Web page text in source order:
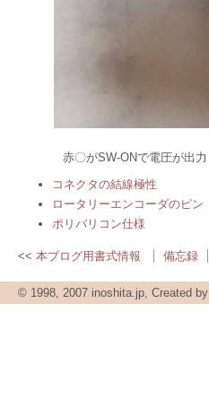
赤〇がSW-ONで電圧が出力
コネクタの結線極性
ロータリーエンコーダのピン
ポリバリコン仕様
本ブログ用書式情報 備忘録
© 1998, 2007 inoshita.jp, Created by